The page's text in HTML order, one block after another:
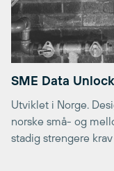
SME Data Unlock
Utviklet i Norge.
norske små- og
stadig strengere krav